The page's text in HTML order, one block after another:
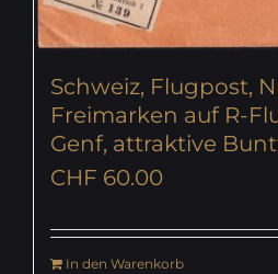
Schweiz, Flugpost,
Freimarken auf R-
Genf, attraktive
CHF 60.00
In den Warenkorb